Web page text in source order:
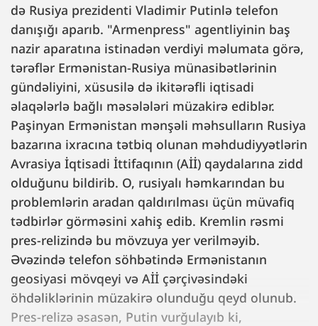
də Rusiya prezidenti Vladimir Putinlə telefon
danışığı aparıb. "Armenpress" agentliyinin baş
nazir aparatına istinadən verdiyi məlumata görə,
tərəflər Ermənistan-Rusiya münasibətlərinin
gündəliyini, xüsusilə də ikitərəfli iqtisadi
əlaqələrlə bağlı məsələləri müzakirə ediblər.
Paşinyan Ermənistan mənşəli məhsulların Rusiya
bazarına ixracına tətbiq olunan məhdudiyyətlərin
Avrasiya İqtisadi İttifaqının (Aİİ) qaydalarına zidd
olduğunu bildirib. O, rusiyalı həmkarından bu
problemlərin aradan qaldırılması üçün müvafiq
tədbirlər görməsini xahiş edib. Kremlin rəsmi
pres-relizində bu mövzuya yer verilməyib.
Əvəzində telefon söhbətində Ermənistanın
geosiyasi mövqeyi və Aİİ çərçivəsindəki
öhdəliklərinin müzakirə olunduğu qeyd olunub.
Pres-relizə əsasən, Putin vurğulayıb ki,